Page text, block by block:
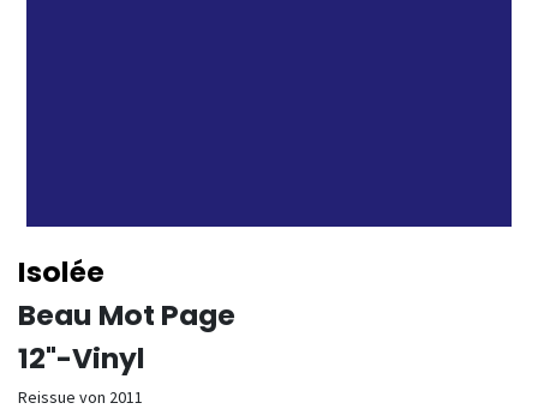
Isolée
Beau Mot Page
12"-Vinyl
Reissue von 2011